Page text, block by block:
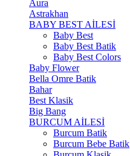
Aura
Astrakhan
BABY BEST AİLESİ
Baby Best
Baby Best Batik
Baby Best Colors
Baby Flower
Bella Omre Batik
Bahar
Best Klasik
Big Bang
BURCUM AİLESİ
Burcum Batik
Burcum Bebe Batik